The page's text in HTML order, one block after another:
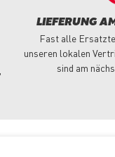
LIEFERUNG
Fast alle
unseren lokalen
sind am